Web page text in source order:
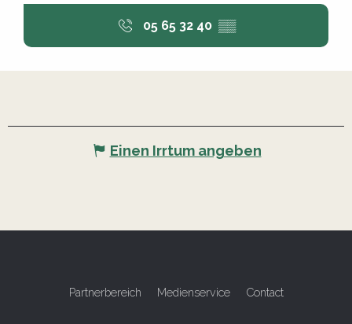
05 65 32 40 ▒▒
Einen Irrtum angeben
Partnerbereich Medienservice Contact